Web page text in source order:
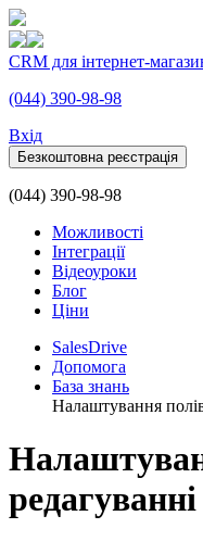
CRM для інтернет-
(044) 390-98-98
Вхiд
Безкоштовна реєстрація
(044) 390-98-98
Можливості
Інтеграції
Відеоуроки
Блог
Ціни
SalesDrive
Допомога
База знань
Налаштування